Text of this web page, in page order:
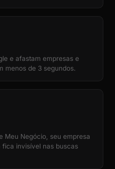
e afastam empresas e
menos de 3 segundos.
Meu Negócio, seu empresa
fica invisível nas buscas